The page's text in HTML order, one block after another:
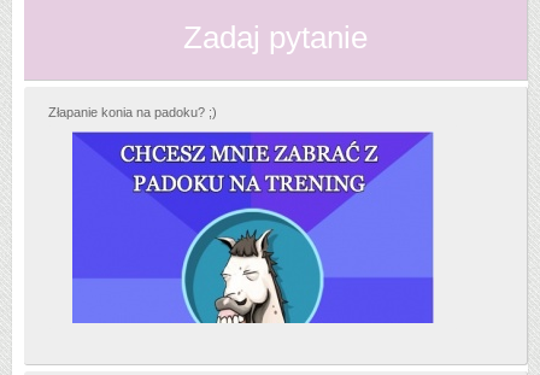
Zadaj pytanie
Złapanie konia na padoku? ;)